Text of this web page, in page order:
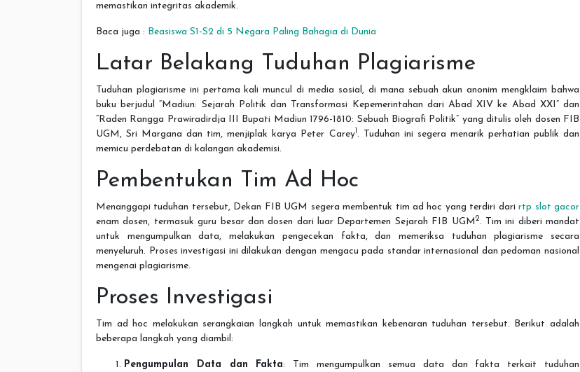
memastikan integritas akademik.
Baca juga : Beasiswa S1-S2 di 5 Negara Paling Bahagia di Dunia
Latar Belakang Tuduhan Plagiarisme
Tuduhan plagiarisme ini pertama kali muncul di media sosial, di mana sebuah akun anonim mengklaim bahwa
buku berjudul “Madiun: Sejarah Politik dan Transformasi Kepemerintahan dari Abad XIV ke Abad XXI” dan
“Raden Rangga Prawiradirdja III Bupati Madiun 1796-1810: Sebuah Biografi Politik” yang ditulis oleh dosen FIB
UGM, Sri Margana dan tim, menjiplak karya Peter Carey1 . Tuduhan ini segera menarik perhatian publik dan
memicu perdebatan di kalangan akademisi.
Pembentukan Tim Ad Hoc
Menanggapi tuduhan tersebut, Dekan FIB UGM segera membentuk tim ad hoc yang terdiri darirtp slot gacor
enam dosen, termasuk guru besar dan dosen dari luar Departemen Sejarah FIB UGM2. Tim ini diberi mandat
untuk mengumpulkan data, melakukan pengecekan fakta, dan memeriksa tuduhan plagiarisme secara
menyeluruh. Proses investigasi ini dilakukan dengan mengacu pada standar internasional dan pedoman nasional
mengenai plagiarisme.
Proses Investigasi
Tim ad hoc melakukan serangkaian langkah untuk memastikan kebenaran tuduhan tersebut. Berikut adalah
beberapa langkah yang diambil:
Pengumpulan Data dan Fakta: Tim mengumpulkan semua data dan fakta terkait tuduhan